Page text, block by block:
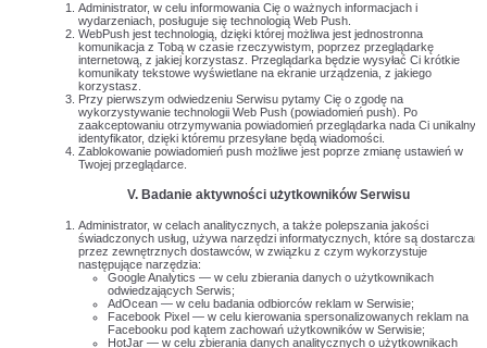
Administrator, w celu informowania Cię o ważnych informacjach i
wydarzeniach, posługuje się technologią Web Push.
WebPush jest technologią, dzięki której możliwa jest jednostronna
komunikacja z Tobą w czasie rzeczywistym, poprzez przeglądarkę
internetową, z jakiej korzystasz. Przeglądarka będzie wysyłać Ci krótkie
komunikaty tekstowe wyświetlane na ekranie urządzenia, z jakiego
korzystasz.
Przy pierwszym odwiedzeniu Serwisu pytamy Cię o zgodę na
wykorzystywanie technologii Web Push (powiadomień push). Po
zaakceptowaniu otrzymywania powiadomień przeglądarka nada Ci unikalny
identyfikator, dzięki któremu przesyłane będą wiadomości.
Zablokowanie powiadomień push możliwe jest poprze zmianę ustawień w
Twojej przeglądarce.
V. Badanie aktywności użytkowników Serwisu
Administrator, w celach analitycznych, a także polepszania jakości
świadczonych usług, używa narzędzi informatycznych, które są dostarczane
przez zewnętrznych dostawców, w związku z czym wykorzystuje
następujące narzędzia:
Google Analytics — w celu zbierania danych o użytkownikach
odwiedzających Serwis;
AdOcean — w celu badania odbiorców reklam w Serwisie;
Facebook Pixel — w celu kierowania spersonalizowanych reklam na
Facebooku pod kątem zachowań użytkowników w Serwisie;
HotJar — w celu zbierania danych analitycznych o użytkownikach